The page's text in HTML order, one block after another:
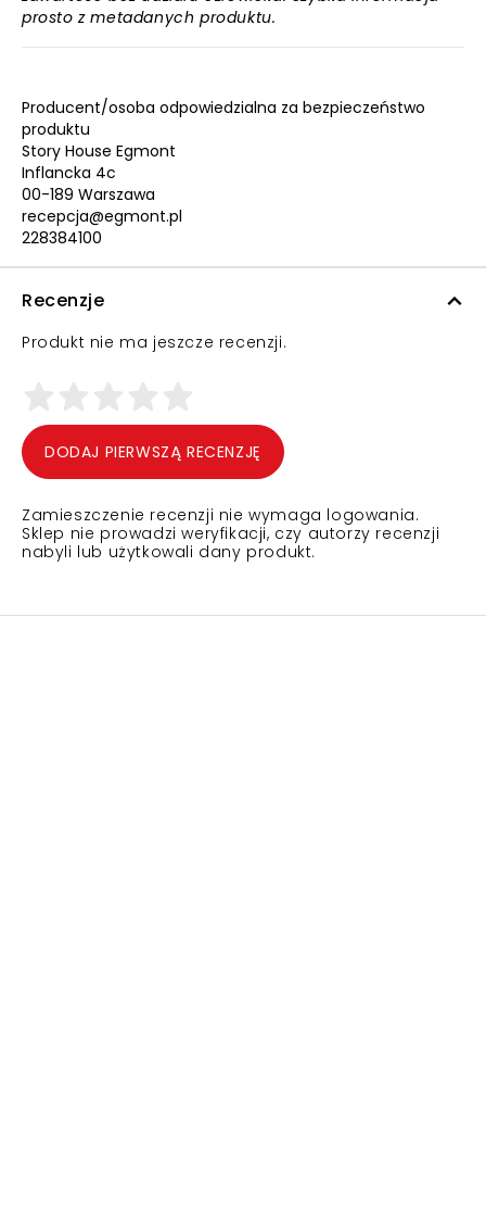
prosto z metadanych produktu.
Producent/osoba odpowiedzialna za bezpieczeństwo
produktu
Story House Egmont
Inflancka 4c
00-189 Warszawa
recepcja@egmont.pl
228384100
Recenzje
Produkt nie ma jeszcze recenzji.
DODAJ PIERWSZĄ RECENZJĘ
Zamieszczenie recenzji nie wymaga logowania.
Sklep nie prowadzi weryfikacji, czy autorzy recenzji
nabyli lub użytkowali dany produkt.